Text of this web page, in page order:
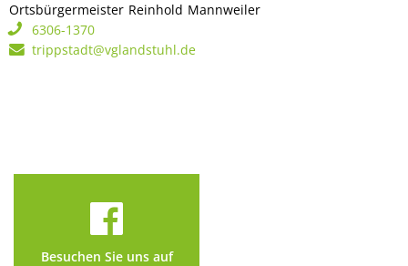
Ortsbürgermeister Reinhold Mannweiler
6306-1370
trippstadt@vglandstuhl.de
Besuchen Sie uns auf